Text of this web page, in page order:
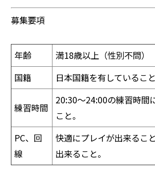
募集要項
年齢
満18歳以上（性別不問）
国籍
日本国籍を有していること
練習時間
20:30～24:00の練習時間
こと。
PC、回
線
快適にプレイが出来るこ
出来ること。